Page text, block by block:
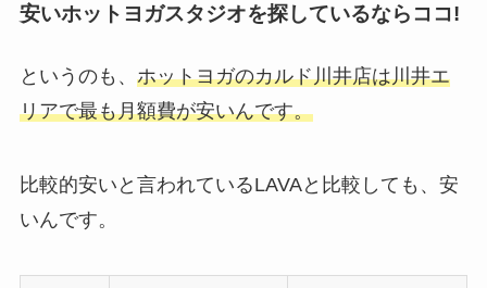
安いホットヨガスタジオを探しているならココ!
というのも、 ホットヨガのカルド川井店は川井エ
リアで最も月額費が安いんです。
比較的安いと言われているLAVAと比較しても、安
いんです。